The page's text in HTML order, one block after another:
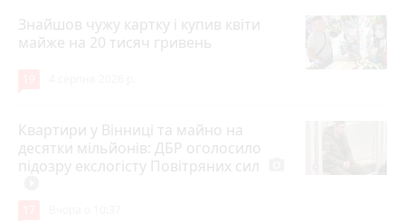
Знайшов чужу картку і купив квіти
майже на 20 тисяч гривень
Квартири у Вінниці та майно на
десятки мільйонів: ДБР оголосило
підозру екслогісту Повітряних сил